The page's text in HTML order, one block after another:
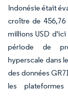
Indonésie était
croître de 456,76
millions USD
période de
hyperscale dans
des données
les